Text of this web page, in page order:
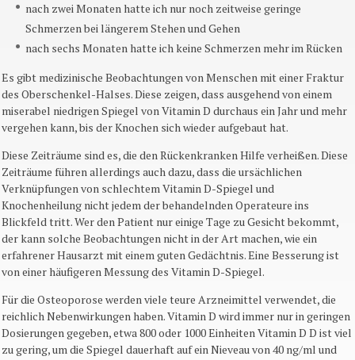
nach zwei Monaten hatte ich nur noch zeitweise geringe
Schmerzen bei längerem Stehen und Gehen
nach sechs Monaten hatte ich keine Schmerzen mehr im Rücken
Es gibt medizinische Beobachtungen von Menschen mit einer Fraktur
des Oberschenkel-Halses. Diese zeigen, dass ausgehend von einem
miserabel niedrigen Spiegel von Vitamin D durchaus ein Jahr und mehr
vergehen kann, bis der Knochen sich wieder aufgebaut hat.
Diese Zeiträume sind es, die den Rückenkranken Hilfe verheißen. Diese
Zeiträume führen allerdings auch dazu, dass die ursächlichen
Verknüpfungen von schlechtem Vitamin D-Spiegel und
Knochenheilung nicht jedem der behandelnden Operateure ins
Blickfeld tritt. Wer den Patient nur einige Tage zu Gesicht bekommt,
der kann solche Beobachtungen nicht in der Art machen, wie ein
erfahrener Hausarzt mit einem guten Gedächtnis. Eine Besserung ist
von einer häufigeren Messung des Vitamin D-Spiegel.
Für die Osteoporose werden viele teure Arzneimittel verwendet, die
reichlich Nebenwirkungen haben. Vitamin D wird immer nur in geringen
Dosierungen gegeben, etwa 800 oder 1000 Einheiten Vitamin D D ist viel
zu gering, um die Spiegel dauerhaft auf ein Nieveau von 40 ng/ml und